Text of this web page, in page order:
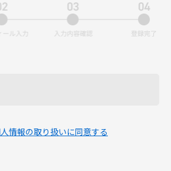
情報の取り扱いに同意する